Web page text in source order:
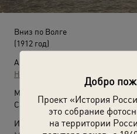
Добро
Проект «История
это собрание
на территории
Вниз по Волге
(1912 год)
Автор:
Неизвестный автор
Место съемки:
Саратовская губ., г. Саратов
Источники: